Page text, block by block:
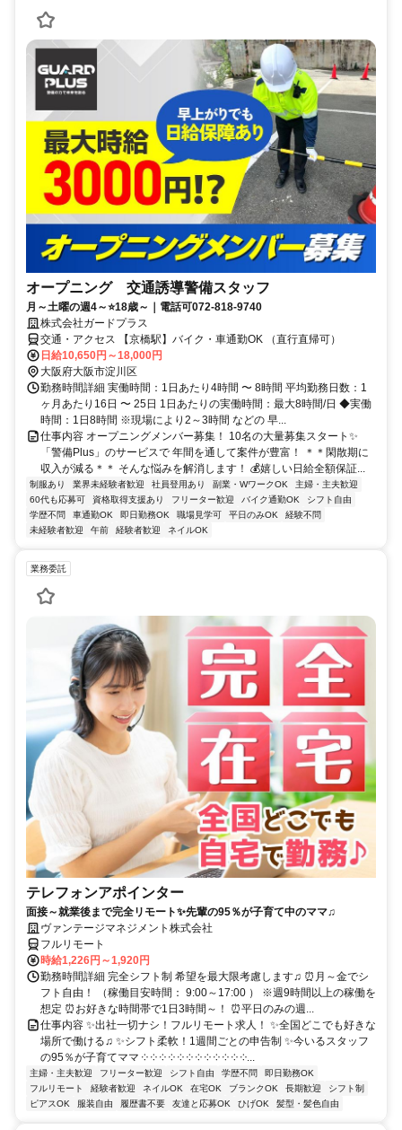
オープニング 交通誘導警備スタッフ
月～土曜の週4～⭐18歳～｜電話可072-818-9740
株式会社ガードプラス
交通・アクセス 【京橋駅】バイク・車通勤OK （直行直帰可）
日給10,650円～18,000円
大阪府大阪市淀川区
勤務時間詳細 実働時間：1日あたり4時間 〜 8時間 平均勤務日数：1
ヶ月あたり16日 〜 25日 1日あたりの実働時間：最大8時間/日 ◆実働
時間：1日8時間 ※現場により2～3時間 などの 早...
仕事内容 オープニングメンバー募集！ 10名の大量募集スタート✨
「警備Plus」のサービスで 年間を通して案件が豊富！ ＊＊閑散期に
収入が減る＊＊ そんな悩みを解消します！ 💰嬉しい日給全額保証...
制服あり 業界未経験者歓迎 社員登用あり 副業・WワークOK
主婦・主夫歓迎
60代も応募可
資格取得支援あり フリーター歓迎 バイク通勤OK
シフト自由
学歴不問
車通勤OK 即日勤務OK 職場見学可 平日のみOK
経験不問
未経験者歓迎
午前 経験者歓迎 ネイルOK
業務委託
テレフォンアポインター
面接～就業後まで完全リモート✨先輩の95％が子育て中のママ♫
ヴァンテージマネジメント株式会社
フルリモート
時給1,226円～1,920円
勤務時間詳細 完全シフト制 希望を最大限考慮します♫ ⏰月～金でシ
フト自由！ （稼働目安時間： 9:00～17:00 ） ※週9時間以上の稼働を
想定 ⏰お好きな時間帯で1日3時間～！ ⏰平日のみの週...
仕事内容 ✨出社一切ナシ！フルリモート求人！ ✨全国どこでも好きな
場所で働ける♫ ✨シフト柔軟！1週間ごとの申告制 ✨今いるスタッフ
の95％が子育てママ ༶ ༶ ༶ ༶ ༶ ༶ ༶ ༶ ༶ ༶ ༶ ༶...
主婦・主夫歓迎 フリーター歓迎 シフト自由 学歴不問
即日勤務OK
フルリモート
経験者歓迎 ネイルOK 在宅OK ブランクOK 長期歓迎
シフト制
ピアスOK
服装自由 履歴書不要 友達と応募OK ひげOK 髪型・髪色自由